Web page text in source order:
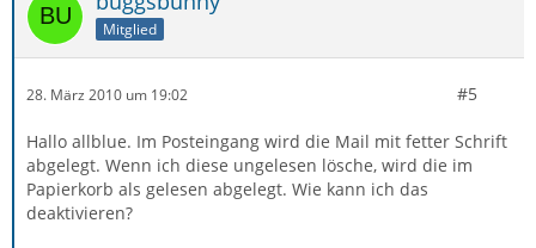
Mitglied
28. März 2010 um 19:02 #5
Hallo allblue. Im Posteingang wird die Mail mit fetter Schrift
abgelegt. Wenn ich diese ungelesen lösche, wird die im
Papierkorb als gelesen abgelegt. Wie kann ich das
deaktivieren?